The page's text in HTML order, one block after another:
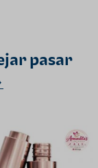
pasar